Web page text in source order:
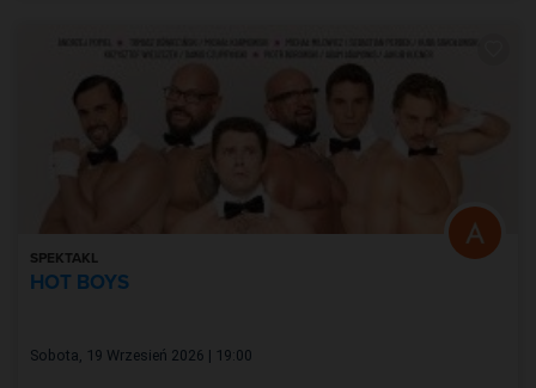
SPEKTAKL
HOT BOYS
Sobota, 19 Wrzesień 2026 | 19:00